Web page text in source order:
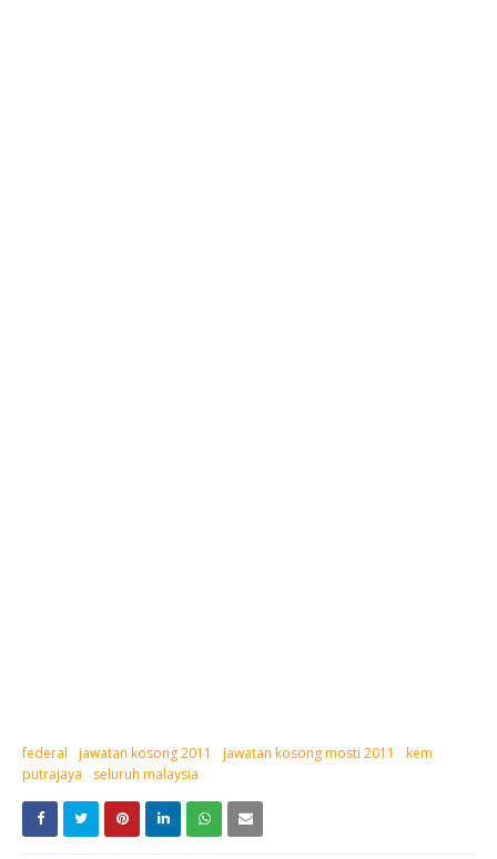
federal jawatan kosong 2011 jawatan kosong mosti 2011
kem
putrajaya
seluruh malaysia